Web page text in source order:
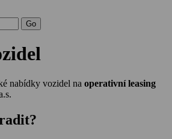
nabídky vozidel na operativní leasing